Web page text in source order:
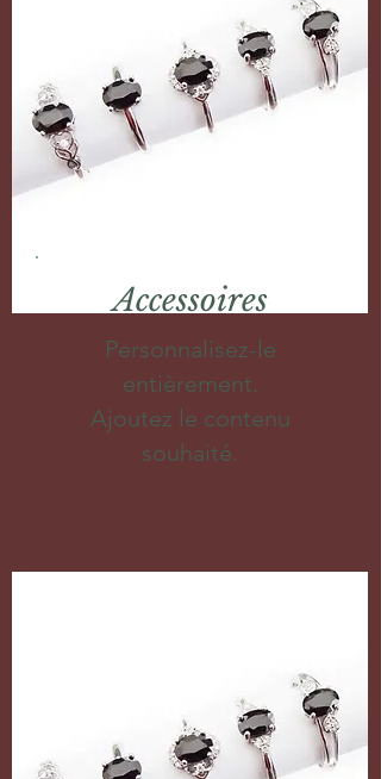
Accessoires
Personnalisez-le
entièrement.
Ajoutez le contenu
souhaité.